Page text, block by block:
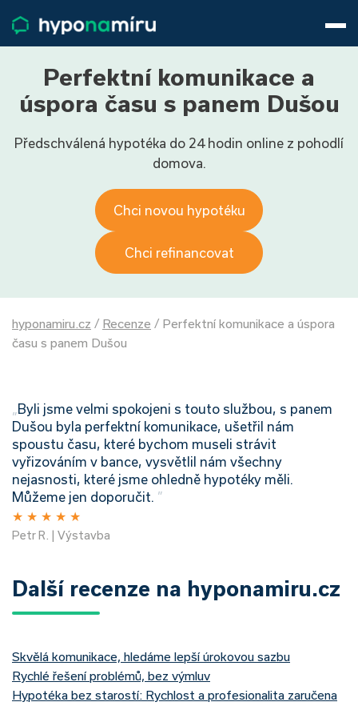
Životní pojištění
Pojištění nemovitosti
Články
800 688 388
9−16 hod.
Perfektní komunikace a
úspora času s panem Dušou
Předschválená hypotéka do 24 hodin online z pohodlí
domova.
Chci novou hypotéku
Chci refinancovat
hyponamiru.cz / Recenze / Perfektní komunikace a úspora
času s panem Dušou
„Byli jsme velmi spokojeni s touto službou, s panem
Dušou byla perfektní komunikace, ušetřil nám
spoustu času, které bychom museli strávit
vyřizováním v bance, vysvětlil nám všechny
nejasnosti, které jsme ohledně hypotéky měli.
Můžeme jen doporučit. ”
★ ★ ★ ★ ★
Petr R. | Výstavba
Další recenze na hyponamiru.cz
Skvělá komunikace, hledáme lepší úrokovou sazbu
Rychlé řešení problémů, bez výmluv
Hypotéka bez starostí: Rychlost a profesionalita zaručena